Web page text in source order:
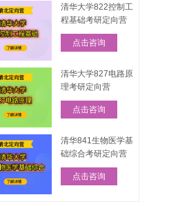
清华大学822控制工
程基础考研定向营
点击咨询
清华大学827电路原
理考研定向营
点击咨询
清华841生物医学基
础综合考研定向营
点击咨询